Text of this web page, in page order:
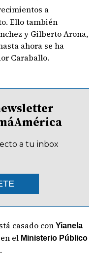
a
Ello también
y Gilberto Arona,
ahora se ha
Caraballo.
a tu inbox
casado con Yianela
el Ministerio Público